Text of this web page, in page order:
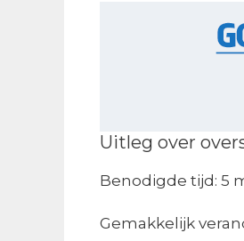
Uitleg over
Benodigde tijd: 5
Gemakkelijk